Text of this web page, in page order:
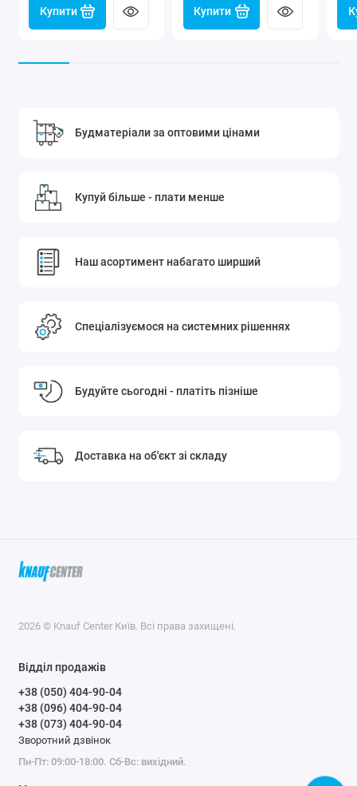
Купити Купити
Будматеріали за оптовими цінами
Купуй більше - плати менше
Наш асортимент набагато ширший
Спеціалізуємося на системних рішеннях
Будуйте сьогодні - платіть пізніше
Доставка на об'єкт зі складу
2026 © Knauf Center Київ. Всі права захищені.
Відділ продажів
+38 (050) 404-90-04
+38 (096) 404-90-04
+38 (073) 404-90-04
Зворотний дзвінок
Пн-Пт: 09:00-18:00. Сб-Вс: вихідний.